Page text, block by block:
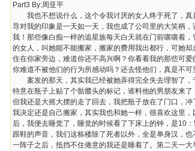
Part3 By:周亚平
我也不想说什么，这个令我讨厌的女人终于死了，真
导对我的印象是一天如一天，我也成了公司里的大笑柄
我！那些像白痴一样的追星族每天白天就在门前嚷嚷着
的女人，叫她能不能搬家，搬家的费用我出都行，可她
住在你家旁边，难道你还不高兴啊？你看看我的那些可
你难道不被他们的行为所感动吗？还去怪他们，真是不可
案发的那天，其实我已经被她弄得完全失去理智了，
特意在瓶子上贴了个骷髅头的标记，谁料他的男朋友来
但我还是大摇大摆的走了回去，我把瓶子放在了门口，
我决定还是自己搬家，其实我也和她一样，很喜欢这里
后，我便去睡觉了，睡觉的时候看了下床上的钟，是10
跟鞋的声音，我们这栋楼除了死者以外，全是单身汉，
一阵子之后，抵挡不住倦意的我还是睡着了。第二天一